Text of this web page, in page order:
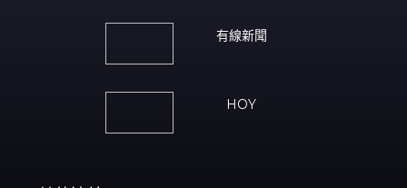
有線新聞
HOY